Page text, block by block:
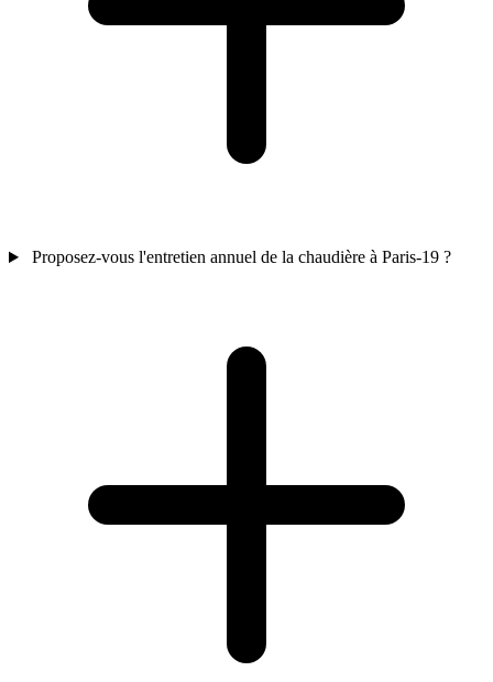
Proposez-vous l'entretien annuel de la chaudière à Paris-19 ?